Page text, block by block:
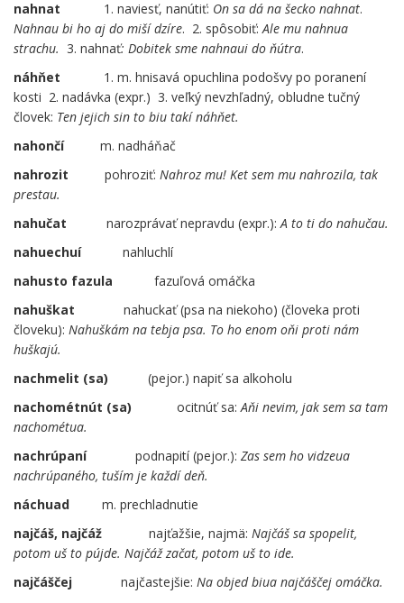
nahnat 1. naviesť, nanútiť: On sa dá na šecko nahnat.
Nahnau bi ho aj do miší dzíre. 2. spôsobiť: Ale mu nahnua
strachu. 3. nahnať: Dobitek sme nahnaui do ňútra.
náhňet 1. m. hnisavá opuchlina podošvy po poranení
kosti 2. nadávka (expr.) 3. veľký nevzhľadný, obludne tučný
človek: Ten jejich sin to biu takí náhňet.
nahončím. nadháňač
nahrozit pohroziť: Nahroz mu! Ket sem mu nahrozila, tak
prestau.
nahučat narozprávať nepravdu (expr.): A to ti do nahučau.
nahuechuí
nahluchlí
nahusto fazula
fazuľová omáčka
nahuškat
nahuckať (psa na niekoho) (človeka proti
človeku): Nahuškám na tebja psa. To ho enom oňi proti nám
huškajú.
nachmelit (sa) (pejor.) napiť sa alkoholu
nachométnút (sa)
ocitnúť sa: Aňi nevim, jak sem sa tam
nachométua.
nachrúpaní
podnapití (pejor.): Zas sem ho vidzeua
nachrúpaného, tuším je každí deň.
náchuad m. prechladnutie
najčáš, najčáž najťažšie, najmä: Najčáš sa spopelit,
potom uš to pújde. Najčáž začat, potom uš to ide.
najčáščej
najčastejšie: Na objed biua najčáščej omáčka.